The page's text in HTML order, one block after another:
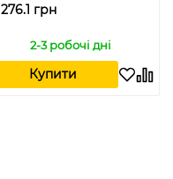
276.1 грн
2-3 робочі дні
Купити